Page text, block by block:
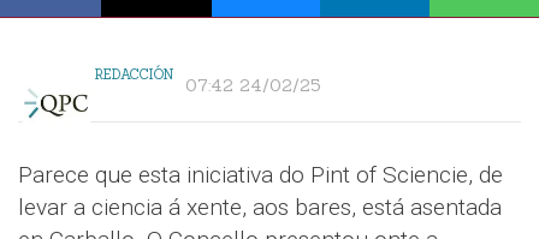
REDACCIÓN 07:42 24/02/25
Parece que esta iniciativa do Pint of Sciencie, de
levar a ciencia á xente, aos bares, está asentada